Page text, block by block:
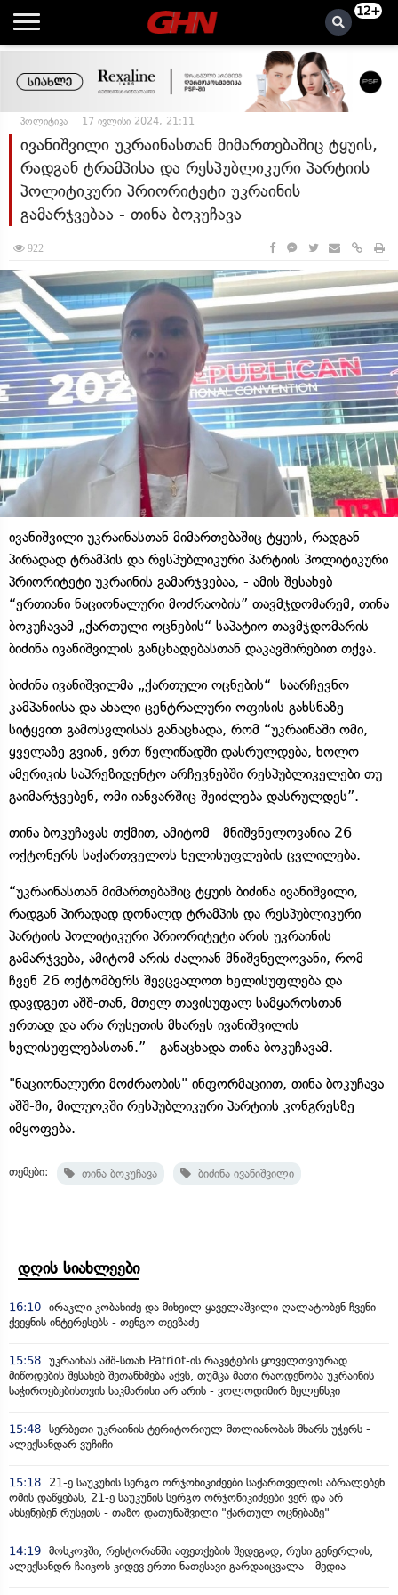
12+
პოლიტიკა 17 ივლისი 2024, 21:11
ივანიშვილი უკრაინასთან მიმართებაშიც ტყუის,
რადგან ტრამპისა და რესპუბლიკური პარტიის
პოლიტიკური პრიორიტეტი უკრაინის
გამარჯვებაა - თინა ბოკუჩავა
922
ივანიშვილი უკრაინასთან მიმართებაშიც ტყუის, რადგან
პირადად ტრამპის და რესპუბლიკური პარტიის პოლიტიკური
პრიორიტეტი უკრაინის გამარჯვებაა, - ამის შესახებ
“ერთიანი ნაციონალური მოძრაობის” თავმჯდომარემ, თინა
ბოკუჩავამ „ქართული ოცნების“ საპატიო თავმჯდომარის
ბიძინა ივანიშვილის განცხადებასთან დაკავშირებით თქვა.
ბიძინა ივანიშვილმა „ქართული ოცნების“ საარჩევნო
კამპანიისა და ახალი ცენტრალური ოფისის გახსნაზე
სიტყვით გამოსვლისას განაცხადა, რომ “უკრაინაში ომი,
ყველაზე გვიან, ერთ წელიწადში დასრულდება, ხოლო
ამერიკის საპრეზიდენტო არჩევნებში რესპუბლიკელები თუ
გაიმარჯვებენ, ომი იანვარშიც შეიძლება დასრულდეს”.
თინა ბოკუჩავას თქმით, ამიტომ მნიშვნელოვანია 26
ოქტონერს საქართველოს ხელისუფლების ცვლილება.
“უკრაინასთან მიმართებაშიც ტყუის ბიძინა ივანიშვილი,
რადგან პირადად დონალდ ტრამპის და რესპუბლიკური
პარტიის პოლიტიკური პრიორიტეტი არის უკრაინის
გამარჯვება, ამიტომ არის ძალიან მნიშვნელოვანი, რომ
ჩვენ 26 ოქტომბერს შევცვალოთ ხელისუფლება და
დავდგეთ აშშ-თან, მთელ თავისუფალ სამყაროსთან
ერთად და არა რუსეთის მხარეს ივანიშვილის
ხელისუფლებასთან.” - განაცხადა თინა ბოკუჩავამ.
"ნაციონალური მოძრაობის" ინფორმაციით, თინა ბოკუჩავა
აშშ-ში, მილუოკში რესპუბლიკური პარტიის კონგრესზე
იმყოფება.
თემები: თინა ბოკუჩავა ბიძინა ივანიშვილი
დღის სიახლეები
16:10 ირაკლი კობახიძე და მიხეილ ყაველაშვილი ღალატობენ ჩვენი
ქვეყნის ინტერესებს - თენგო თევზაძე
15:58 უკრაინას აშშ-სთან Patriot-ის რაკეტების ყოველთვიურად
მიწოდების შესახებ შეთანხმება აქვს, თუმცა მათი რაოდენობა უკრაინის
საჭიროებებისთვის საკმარისი არ არის - ვოლოდიმირ ზელენსკი
15:48 სერბეთი უკრაინის ტერიტორიულ მთლიანობას მხარს უჭერს -
ალექსანდარ ვუჩიჩი
15:18
21-ე საუკუნის სერგო ორჯონიკიძეები საქართველოს აბრალებენ
ომის დაწყებას, 21-ე საუკუნის სერგო ორჯონიკიძეები ვერ და არ
ახსენებენ რუსეთს - თაზო დათუნაშვილი "ქართულ ოცნებაზე"
14:19 მოსკოვში, რესტორანში აფეთქების შედეგად, რუსი გენერლის,
ალექსანდრ ჩაიკოს კიდევ ერთი ნათესავი გარდაიცვალა - მედია